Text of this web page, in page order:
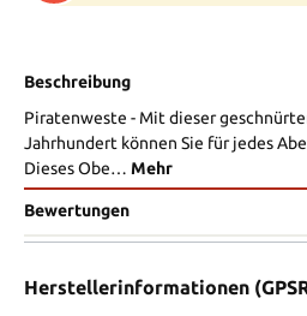
Beschreibung
Piratenweste - Mit dieser
Jahrhundert können Sie für jedes
Dieses Obe… Mehr
Bewertungen
Herstellerinformationen